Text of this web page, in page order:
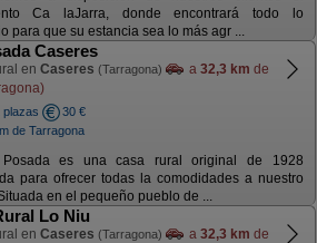
Ca laJarra, donde encontrará todo lo
para que su estancia sea lo más agr ...
Caseres
en Caseres (Tarragona) a 32,3 km de
plazas
30 €
de Tarragona
es una casa rural original de 1928
para ofrecer todas la comodidades a nuestro
en el pequeño pueblo de ...
Lo Niu
en Caseres (Tarragona) a 32,3 km de